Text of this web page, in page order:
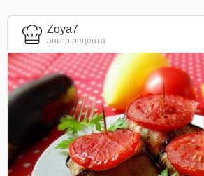
Zoya7
автор рецепта